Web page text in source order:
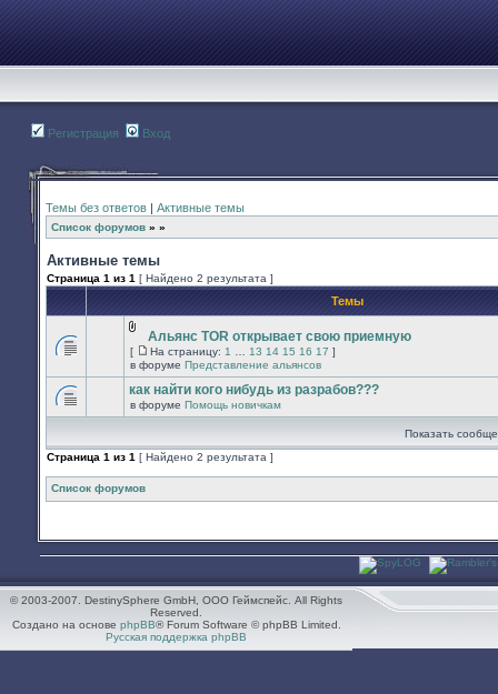
Регистрация Вход
Темы без ответов | Активные темы
Список форумов » »
Активные темы
Страница 1 из 1 [ Найдено 2 результата ]
Темы
Вложения
Альянс TOR открывает свою приемную
[
На
страницу
На страницу: 1 13 14 15 16 17 ]
в форуме Представление альянсов
нет
новых
сообщений.
как найти кого нибудь из разрабов???
в форуме Помощь новичкам
Показать
Страница 1 из 1 [ Найдено 2 результата ]
Список форумов
© 2003-2007. DestinySphere GmbH, ООО Геймспейс. All Rights
Reserved.
Создано на основе phpBB® Forum Software © phpBB Limited.
Русская поддержка phpBB